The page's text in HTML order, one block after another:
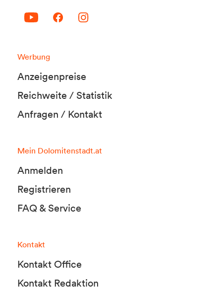
Werbung
Anzeigenpreise
Reichweite / Statistik
Anfragen / Kontakt
Mein Dolomitenstadt.at
Anmelden
Registrieren
FAQ & Service
Kontakt
Kontakt Office
Kontakt Redaktion